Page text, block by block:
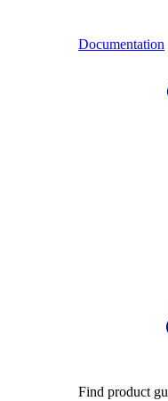
Documentation
Find product